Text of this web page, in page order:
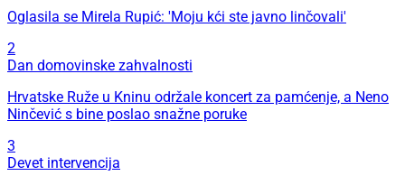
Oglasila se Mirela Rupić: 'Moju kći ste javno linčovali'
2
Dan domovinske zahvalnosti
Hrvatske Ruže u Kninu održale koncert za pamćenje, a Neno
Ninčević s bine poslao snažne poruke
3
Devet intervencija